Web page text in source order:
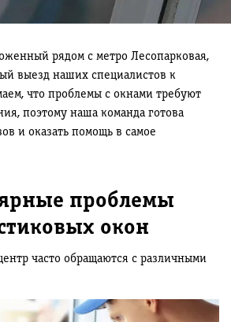
рядом с метро Лесопарковая,
выезд наших специалистов к
что проблемы с окнами требуют
поэтому наша команда готова
и оказать помощь в самое
проблемы
окон
часто обращаются с различными